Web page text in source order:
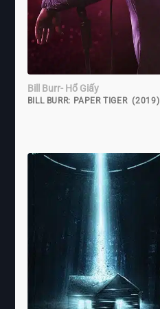
Bill Burr- Hổ Giấy
BILL BURR: PAPER TIGER (2019)